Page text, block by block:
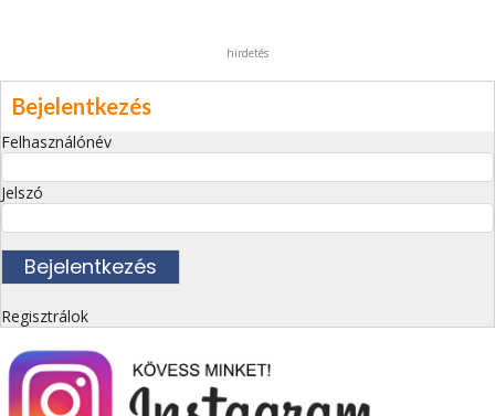
hirdetés
Bejelentkezés
Felhasználónév
Jelszó
Regisztrálok